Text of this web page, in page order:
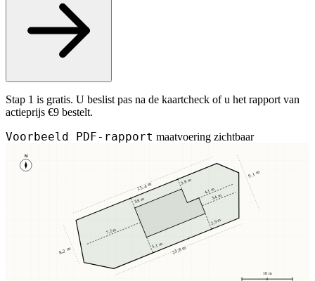
Stap 1 is gratis. U beslist pas na de kaartcheck of u het rapport van
actieprijs €9 bestelt.
Voorbeeld PDF-rapport maatvoering zichtbaar
N
10 m
3,8 m
3,8 m
5,1 m
2,9 m
7,2 m
3,4 m
4,1 m
25,4 m
23,8 m
8,2 m
9,1 m